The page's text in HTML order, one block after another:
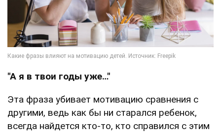
"А я в твои годы уже…"
Эта фраза убивает мотивацию сравнения с
другими, ведь как бы ни старался ребенок,
всегда найдется кто-то, кто справился с этим